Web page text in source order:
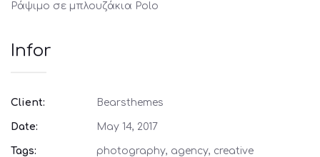
Ράψιμο σε μπλουζάκια Polo
Infor
Client: Bearsthemes
Date: May 14, 2017
Tags: photography, agency, creative